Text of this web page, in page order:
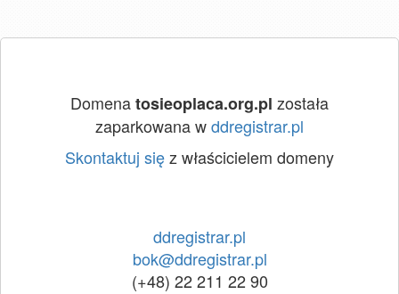
Domenatosieoplaca.org.pl została
zaparkowana wddregistrar.pl
Skontaktuj sięz właścicielem domeny
ddregistrar.pl
bok@ddregistrar.pl
(+48) 22 211 22 90